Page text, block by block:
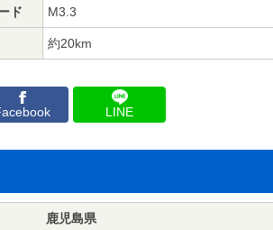
ド M3.3
約20km
LINE
鹿児島県